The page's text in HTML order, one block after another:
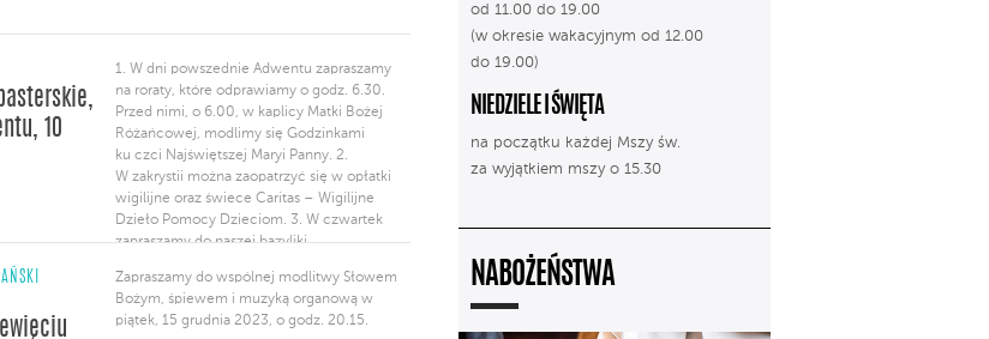
10
1. W dni powszednie Adwentu zapraszamy
na roraty, które odprawiamy o godz. 6.30.
Przed nimi, o 6.00, w kaplicy Matki Bożej
Różańcowej, modlimy się Godzinkami
ku czci Najświętszej Maryi Panny. 2.
W zakrystii można zaopatrzyć się w opłatki
wigilijne oraz świece Caritas – Wigilijne
Dzieło Pomocy Dzieciom. 3. W czwartek
zapraszamy do naszej bazyliki
Wspólnota Janki. Na początek msza
o godz. 19.30, potem wprowadzenie,
a następnie modlitwa uwielbieniaz
Zapraszamy do wspólnej modlitwy Słowem
Bożym, śpiewem i muzyką organową w
piątek, 15 grudnia 2023, o godz. 20.15.
od 11.00 do 19.00
(w okresie wakacyjnym od 12.00
do 19.00)
NIEDZIELE I ŚWIĘTA
na początku każdej Mszy św.
za wyjątkiem mszy o 15.30
NABOŻEŃSTWA